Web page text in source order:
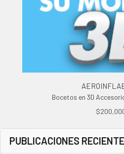
Bocetos en 3D
PUBLICACIONES